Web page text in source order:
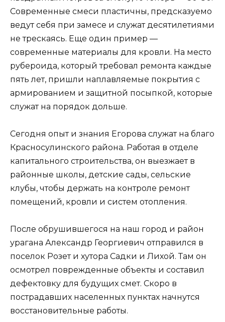
Современные смеси пластичны, предсказуемо
ведут себя при замесе и служат десятилетиями
не трескаясь. Еще один пример —
современные материалы для кровли. На место
рубероида, который требовал ремонта каждые
пять лет, пришли наплавляемые покрытия с
армированием и защитной посыпкой, которые
служат на порядок дольше.
Сегодня опыт и знания Егорова служат на благо
Красносулинского района. Работая в отделе
капитального строительства, он выезжает в
районные школы, детские сады, сельские
клубы, чтобы держать на контроле ремонт
помещений, кровли и систем отопления.
После обрушившегося на наш город и район
урагана Александр Георгиевич отправился в
поселок Розет и хутора Садки и Лихой. Там он
осмотрел поврежденные объекты и составил
дефектовку для будущих смет. Скоро в
пострадавших населенных пунктах начнутся
восстановительные работы.